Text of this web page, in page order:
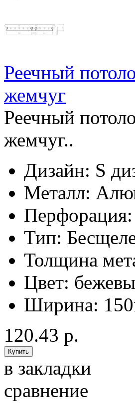
Реечный
жемчуг
Реечный
жемчуг..
Дизайн: S
Металл:
Перфорация:
Тип:
Толщина
Цвет:
Ширина:
120.43 р.
в закладки
сравнение